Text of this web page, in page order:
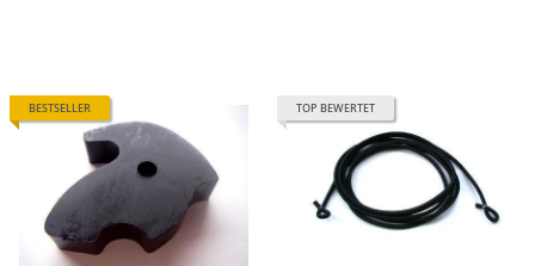
BESTSELLER TOP BEWERTET